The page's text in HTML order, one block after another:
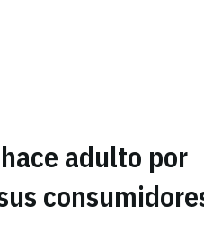
adulto por